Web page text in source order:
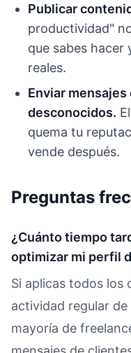
Publicar
productividad"
que sabes hacer
reales.
Enviar
desconocidos.
quema tu
vende después.
Preguntas
¿Cuánto tiempo
optimizar mi perfil
Si aplicas todos los
actividad regular
mayoría de